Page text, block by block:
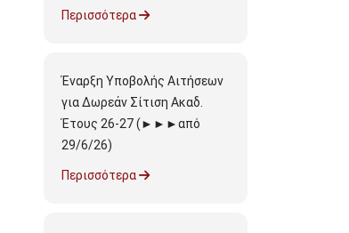
Περισσότερα
Έναρξη Υποβολής Αιτήσεων
για Δωρεάν Σίτιση Ακαδ.
Έτους 26-27 (►►►από
29/6/26)
Περισσότερα